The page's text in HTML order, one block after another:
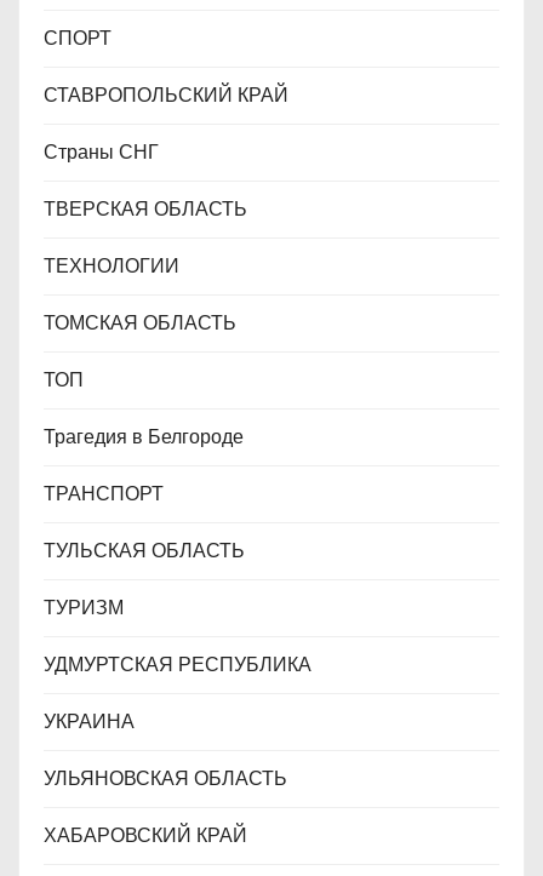
СПОРТ
СТАВРОПОЛЬСКИЙ КРАЙ
Страны СНГ
ТВЕРСКАЯ ОБЛАСТЬ
ТЕХНОЛОГИИ
ТОМСКАЯ ОБЛАСТЬ
ТОП
Трагедия в Белгороде
ТРАНСПОРТ
ТУЛЬСКАЯ ОБЛАСТЬ
ТУРИЗМ
УДМУРТСКАЯ РЕСПУБЛИКА
УКРАИНА
УЛЬЯНОВСКАЯ ОБЛАСТЬ
ХАБАРОВСКИЙ КРАЙ